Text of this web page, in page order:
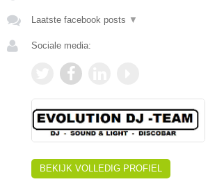
Laatste facebook posts ▼
Sociale media:
BEKIJK VOLLEDIG PROFIEL